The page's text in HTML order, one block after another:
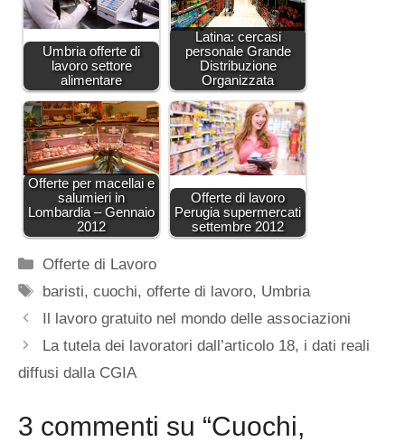
Umbria offerte di
lavoro settore
alimentare
Latina: cercasi
personale Grande
Distribuzione
Organizzata
Offerte per macellai e
salumieri in
Lombardia – Gennaio
2012
Offerte di lavoro
Perugia supermercati
settembre 2012
Categorie
Offerte di Lavoro
Tag
baristi,cuochi,offerte di lavoro, Umbria
Il lavoro gratuito nel mondo delle associazioni
La tutela dei lavoratori dall’articolo 18, i dati reali
diffusi dalla CGIA
3 commenti su “Cuochi,